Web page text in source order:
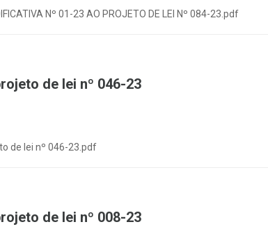
Nº 01-23 AO PROJETO DE LEI Nº 084-23.pdf
de lei nº 046-23
de lei nº 046-23.pdf
de lei nº 008-23